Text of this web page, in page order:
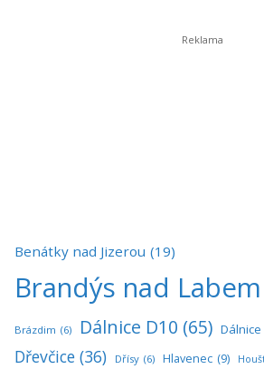
Benátky nad Jizerou (19)
Brandýs nad Labem
Brázdim (6) Dálnice D10 (65) Dálnice
Dřevčice (36) Dřísy (6) Hlavenec (9)